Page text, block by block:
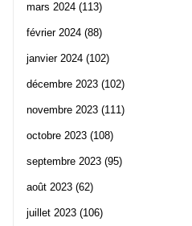
mars 2024 (113)
février 2024 (88)
janvier 2024 (102)
décembre 2023 (102)
novembre 2023 (111)
octobre 2023 (108)
septembre 2023 (95)
août 2023 (62)
juillet 2023 (106)